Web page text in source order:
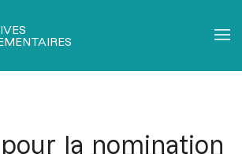
la nomination